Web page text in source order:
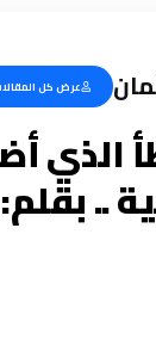
عرض كل
الذي
..